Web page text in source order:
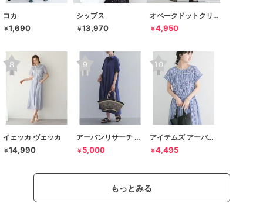
コカ
￥1,690
シップス
￥13,970
オペークドットクリップ
￥4,950
イェッカ ヴェッカ
￥14,990
アーバンリサーチ ドアーズ
￥ 5,000
アイテムズ アーバンリサーチ
￥4,495
もっとみる